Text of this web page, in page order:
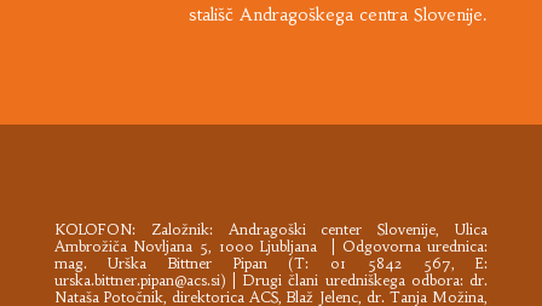
stališč Andragoškega centra Slovenije.
KOLOFON: Založnik: Andragoški center Slovenije , Ulica
Ambrožiča Novljana 5, 1000 Ljubljana | Odgovorna urednica:
mag. Urška Bittner Pipan (T: 01 5842 567, E:
urska.bittner.pipan@acs.si) | Drugi člani uredniškega odbora: dr.
Nataša Potočnik, direktorica ACS, Blaž Jelenc, dr. Tanja Možina,